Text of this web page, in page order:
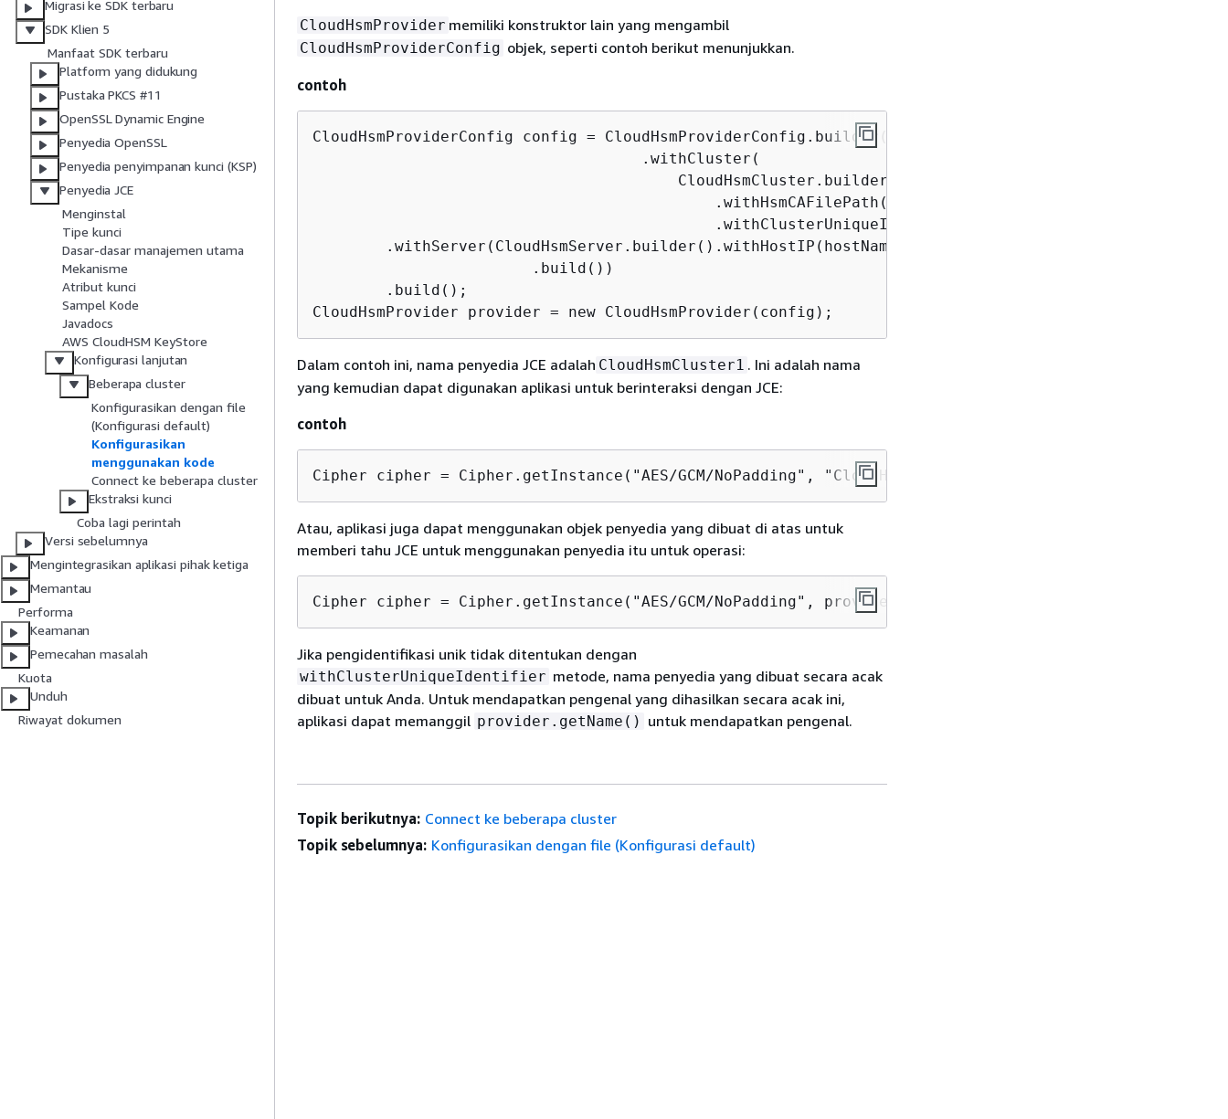
Migrasi ke SDK terbaru
SDK Klien 5
Manfaat SDK terbaru
Platform yang didukung
Pustaka PKCS #11
OpenSSL Dynamic Engine
Penyedia OpenSSL
Penyedia penyimpanan kunci (KSP)
Penyedia JCE
Menginstal
Tipe kunci
Dasar-dasar manajemen utama
Mekanisme
Atribut kunci
Sampel Kode
Javadocs
AWS CloudHSM KeyStore
Konfigurasi lanjutan
Beberapa cluster
Konfigurasikan dengan file
(Konfigurasi default)
Konfigurasikan
menggunakan kode
Connect ke beberapa cluster
Ekstraksi kunci
Coba lagi perintah
Versi sebelumnya
Mengintegrasikan aplikasi pihak ketiga
Memantau
Performa
Keamanan
Pemecahan masalah
Kuota
Unduh
Riwayat dokumen
CloudHsmProvider memiliki konstruktor lain yang mengambil
CloudHsmProviderConfig objek, seperti contoh berikut menunjukkan.
contoh
CloudHsmProviderConfig config = CloudHsmProviderConfig.builder()
                                    .withCluster(
                                        CloudHsmCluster.builder()
                                            .withHsmCAFilePath(hsmCAFilePath)
                                            .withClusterUniqueIdentifier("CloudHsmCluster1")
        .withServer(CloudHsmServer.builder().withHostIP(hostName).build())
                        .build())
        .build();
CloudHsmProvider provider = new CloudHsmProvider(config);
Dalam contoh ini, nama penyedia JCE adalah CloudHsmCluster1 . Ini adalah nama
yang kemudian dapat digunakan aplikasi untuk berinteraksi dengan JCE:
contoh
Cipher cipher = Cipher.getInstance("AES/GCM/NoPadding", "CloudHsmCluster1");
Atau, aplikasi juga dapat menggunakan objek penyedia yang dibuat di atas untuk
memberi tahu JCE untuk menggunakan penyedia itu untuk operasi:
Cipher cipher = Cipher.getInstance("AES/GCM/NoPadding", provider);
Jika pengidentifikasi unik tidak ditentukan dengan
withClusterUniqueIdentifier metode, nama penyedia yang dibuat secara acak
dibuat untuk Anda. Untuk mendapatkan pengenal yang dihasilkan secara acak ini,
aplikasi dapat memanggil provider.getName() untuk mendapatkan pengenal.
Topik berikutnya: Connect ke beberapa cluster
Topik sebelumnya: Konfigurasikan dengan file (Konfigurasi default)